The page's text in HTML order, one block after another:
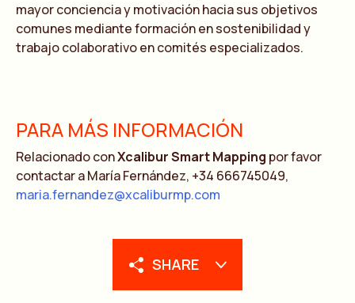
SHARE
mayor conciencia y motivación hacia sus objetivos
comunes mediante formación en sostenibilidad y
trabajo colaborativo en comités especializados.
PARA MÁS INFORMACIÓN
Relacionado conXcalibur Smart Mapping por favor
contactar a María Fernández, +34 666745049,
maria.fernandez@xcaliburmp.com